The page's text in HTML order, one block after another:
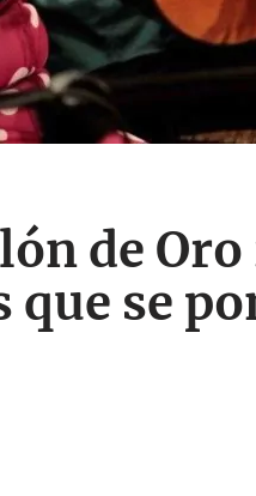
de
que se